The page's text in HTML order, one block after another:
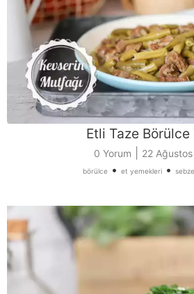
Etli Taze Börülce
0 Yorum 22
börülce • et yemekleri •